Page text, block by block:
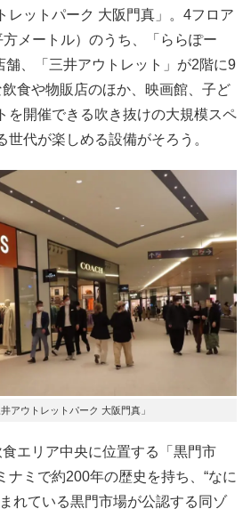
レットパーク 大阪門真」。4フロア
方メートル）のうち、「ららぽー
舗、「三井アウトレット」が2階に9
食や物販店のほか、映画館、子ど
を開催できる吹き抜けの大規模スペ
世代が楽しめる設備がそろう。
アウトレットパーク 大阪門真」
エリア中央に位置する「黒門市
ナミで約200年の歴史を持ち、“なに
れている黒門市場が公認する同ゾ